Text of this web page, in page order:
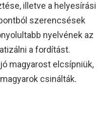
illetve a helyesírási
szerencsések
nyelvének az
a fordítást.
magyarost elcsípniük,
csinálták.